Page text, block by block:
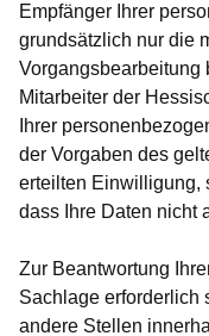
Empfänger Ihrer
grundsätzlich nur die
Vorgangsbearbeitung
Mitarbeiter der
Ihrer
der Vorgaben des
erteilten Einwilligung,
dass Ihre Daten nicht
Zur Beantwortung
Sachlage erforderlich
andere Stellen